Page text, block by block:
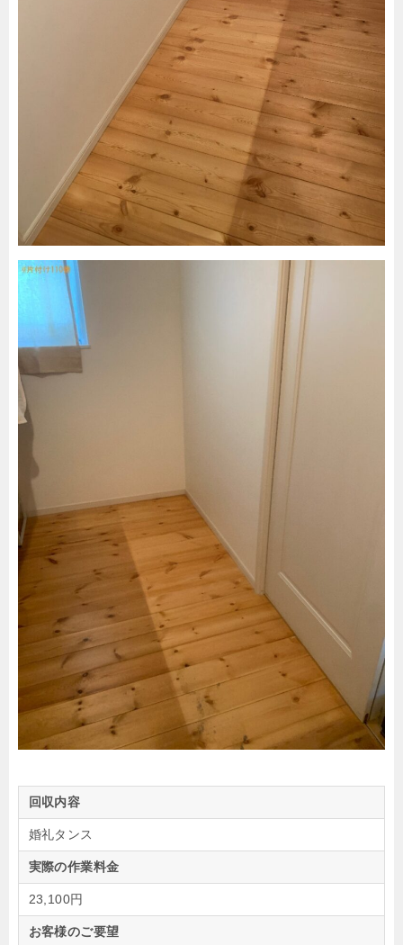
回収内容
婚礼タンス
実際の作業料金
23,100円
お客様のご要望